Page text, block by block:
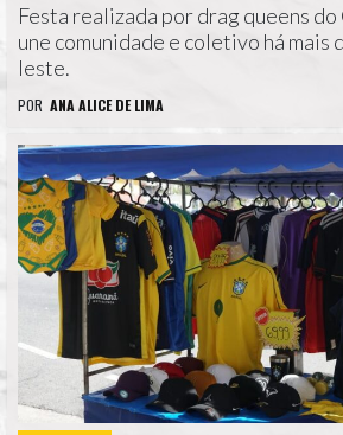
Festa realizada por drag queens
une comunidade e coletivo há mais
leste.
POR ANA ALICE DE LIMA